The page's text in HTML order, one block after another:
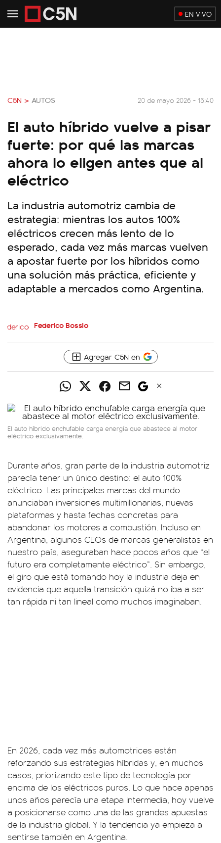
EN VIVO
C5N > AUTOS 20 de mayo 2026 - 15:40
El auto híbrido vuelve a pisar
fuerte: por qué las marcas
ahora lo eligen antes que al
eléctrico
La industria automotriz cambia de
estrategia: mientras los autos 100%
eléctricos crecen más lento de lo
esperado, cada vez más marcas vuelven
a apostar fuerte por los híbridos como
una solución más práctica, eficiente y
adaptable a mercados como Argentina.
Federico Bossio
Agregar C5N en
El auto híbrido enchufable carga energía que abastece al motor
eléctrico exclusivamente.
Durante años, gran parte de la industria automotriz
parecía tener un único destino: el auto 100%
eléctrico. Las principales marcas del mundo
anunciaban inversiones multimillonarias, nuevas
plataformas y hasta fechas concretas para
abandonar los motores a combustión. Incluso en
Argentina, algunos CEOs de marcas generalistas en
nuestro país, aseguraban hace pocos años que “el
futuro era completamente eléctrico”. Sin embargo,
el giro que está tomando hoy la industria deja en
evidencia que aquella transición quizá no iba a ser
tan rápida ni tan lineal como muchos imaginaban.
En 2026, cada vez más automotrices están
reforzando sus estrategias híbridas y, en muchos
casos, priorizando este tipo de tecnología por
encima de los eléctricos puros. Lo que hace apenas
unos años parecía una etapa intermedia, hoy vuelve
a posicionarse como una de las grandes apuestas
de la industria global. Y la tendencia ya empieza a
sentirse también en Argentina.